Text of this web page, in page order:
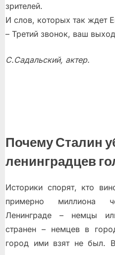
зрителей.
И слов, которых так ждет
– Третий звонок, ваш
С.Садальский, актер.
Почему Сталин
ленинградцев
Историки спорят, кто
примерно миллиона
Ленинграде – немцы
странен – немцев в
город ими взят не был.